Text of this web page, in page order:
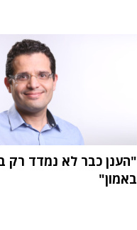
"הענן כבר לא נמדד רק
באמון"